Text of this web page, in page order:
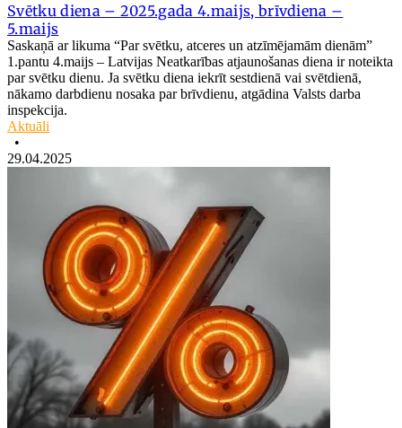
Svētku diena – 2025.gada 4.maijs, brīvdiena –
5.maijs
Saskaņā ar likuma “Par svētku, atceres un atzīmējamām dienām”
1.pantu 4.maijs – Latvijas Neatkarības atjaunošanas diena ir noteikta
par svētku dienu. Ja svētku diena iekrīt sestdienā vai svētdienā,
nākamo darbdienu nosaka par brīvdienu, atgādina Valsts darba
inspekcija.
Aktuāli
•
29.04.2025